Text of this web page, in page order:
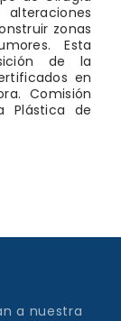
zonas
Esta
de la
en
Comisión
Plástica de
a nuestra